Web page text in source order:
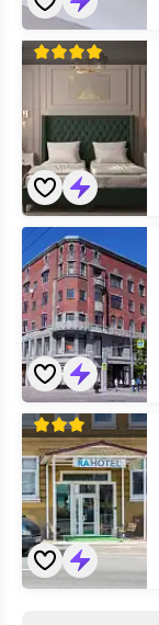
«Академиа
Особняк
«JN
Apartments»
мини-
гостиница
«RA
Рыбинская
7»
отель